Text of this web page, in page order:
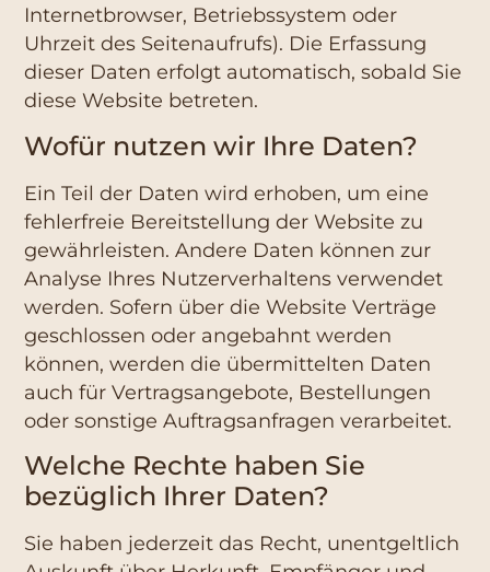
Internetbrowser, Betriebssystem oder
Uhrzeit des Seitenaufrufs). Die Erfassung
dieser Daten erfolgt automatisch, sobald Sie
diese Website betreten.
Wofür nutzen wir Ihre Daten?
Ein Teil der Daten wird erhoben, um eine
fehlerfreie Bereitstellung der Website zu
gewährleisten. Andere Daten können zur
Analyse Ihres Nutzerverhaltens verwendet
werden. Sofern über die Website Verträge
geschlossen oder angebahnt werden
können, werden die übermittelten Daten
auch für Vertragsangebote, Bestellungen
oder sonstige Auftragsanfragen verarbeitet.
Welche Rechte haben Sie
bezüglich Ihrer Daten?
Sie haben jederzeit das Recht, unentgeltlich